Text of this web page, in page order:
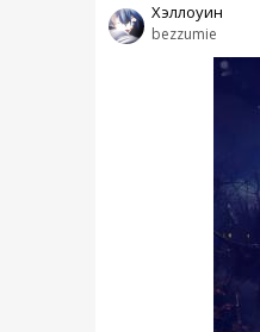
bezzumie
Хэллоуин